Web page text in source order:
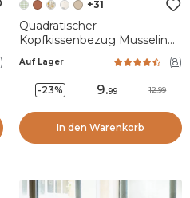
)
+31
Quadratischer
Kopfkissenbezug Musselin
Eukalyptusgrün
Auf Lager (8)
-23% 9.99 12.99
In den Warenkorb